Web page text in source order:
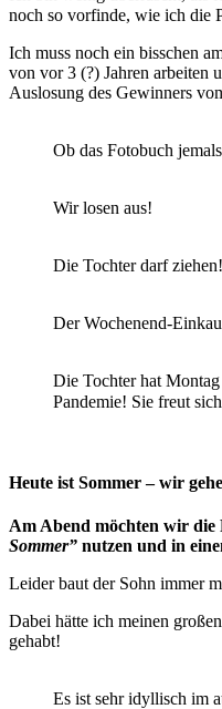
noch so vorfinde, wie ich die
Ich muss noch ein bisschen
von vor 3 (?) Jahren arbeiten
Auslosung des Gewinners
Ob das Fotobuch
Wir losen aus!
Die Tochter darf ziehen!
Der Wochenend-
Die Tochter hat
Pandemie! Sie freut
Heute ist Sommer – wir
Am Abend möchten wir die
Sommer” nutzen und in
Leider baut der Sohn immer
Dabei hätte ich meinen
gehabt!
Es ist sehr idyllisch im